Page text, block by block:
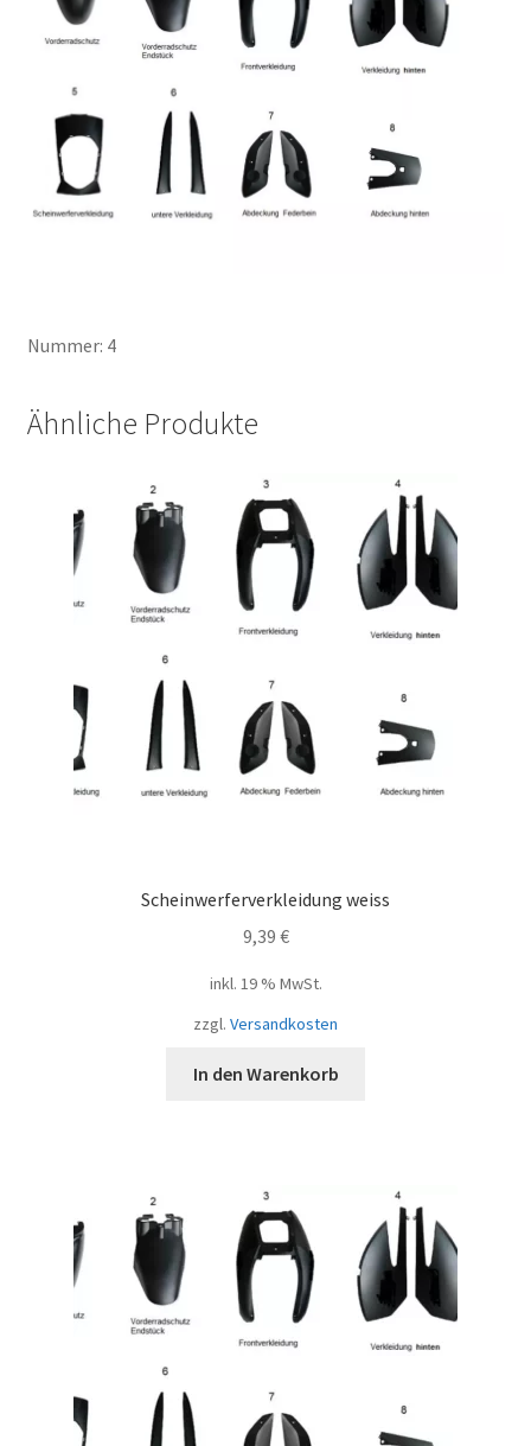
Nummer: 4
Ähnliche Produkte
Scheinwerferverkleidung weiss
9,39 €
inkl. 19 % MwSt.
zzgl. Versandkosten
In den Warenkorb